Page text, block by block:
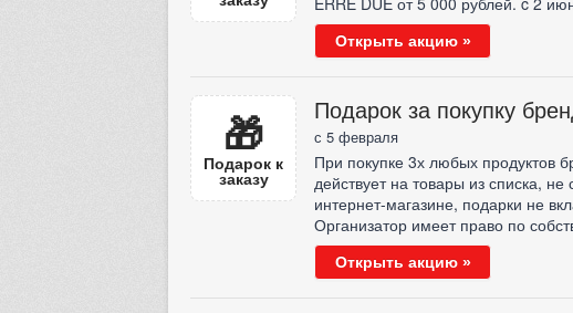
Открыть акцию »
🎁
Подарок к
заказу
Подарок за покупку
с 5 февраля
При покупке 3х любых продуктов
действует на товары из списка,
интернет-магазине, подарки не
Организатор имеет право по
Открыть акцию »